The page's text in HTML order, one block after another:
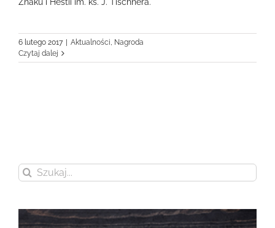
6 lutego 2017 Aktualności, Nagroda
Czytaj dalej
Szukaj